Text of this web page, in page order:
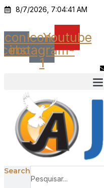
Ir
o
conteúdo
8/7/2026, 7:04:41 AM
Icon-Icon-
instagram-
1
Youtube
Search